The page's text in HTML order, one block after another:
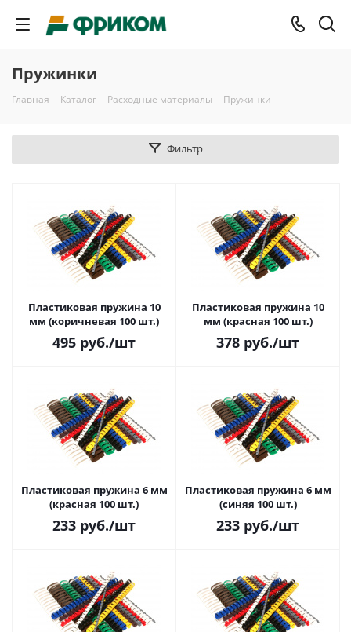
Пружинки
Главная - Каталог - Расходные материалы - Пружинки
Фильтр
Пластиковая пружина 10
мм (коричневая 100 шт.)
495 руб./шт
Пластиковая пружина 10
мм (красная 100 шт.)
378 руб./шт
Пластиковая пружина 6 мм
(красная 100 шт.)
233 руб./шт
Пластиковая пружина 6 мм
(синяя 100 шт.)
233 руб./шт